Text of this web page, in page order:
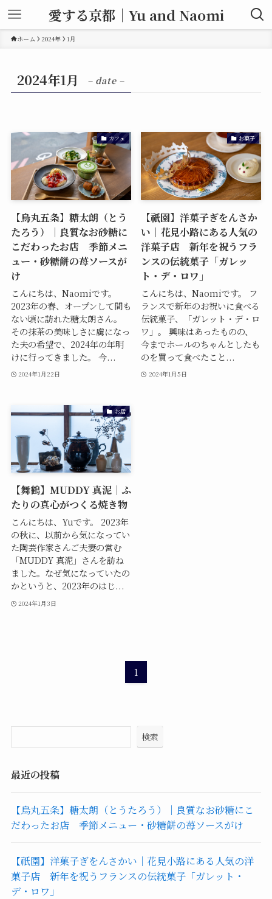
愛する京都｜Yu and Naomi
ホーム 2024年 1月
2024年1月 – date –
カフェ
【烏丸五条】糖太朗（とう
たろう）｜良質なお砂糖に
こだわったお店 季節メニ
ュー・砂糖餅の苺ソースが
け
こんにちは、Naomiです。
2023年の春、オープンして間も
ない頃に訪れた糖太朗さん。
その抹茶の美味しさに虜になっ
た夫の希望で、2024年の年明
けに行ってきました。 今...
2024年1月22日
お菓子
【祇園】洋菓子ぎをんさか
い｜花見小路にある人気の
洋菓子店 新年を祝うフラ
ンスの伝統菓子「ガレッ
ト・デ・ロワ」
こんにちは、Naomiです。 フ
ランスで新年のお祝いに食べる
伝統菓子、「ガレット・デ・ロ
ワ」。 興味はあったものの、
今までホールのちゃんとしたも
のを買って食べたこと...
2024年1月5日
お店
【舞鶴】MUDDY 真泥｜ふ
たりの真心がつくる焼き物
こんにちは、Yuです。 2023年
の秋に、以前から気になってい
た陶芸作家さんご夫妻の営む
「MUDDY 真泥」さんを訪ね
ました。なぜ気になっていたの
かというと、2023年のはじ...
2024年1月3日
1
検索
最近の投稿
【烏丸五条】糖太朗（とうたろう）｜良質なお砂糖にこ
だわったお店 季節メニュー・砂糖餅の苺ソースがけ
【祇園】洋菓子ぎをんさかい｜花見小路にある人気の洋
菓子店 新年を祝うフランスの伝統菓子「ガレット・
デ・ロワ」